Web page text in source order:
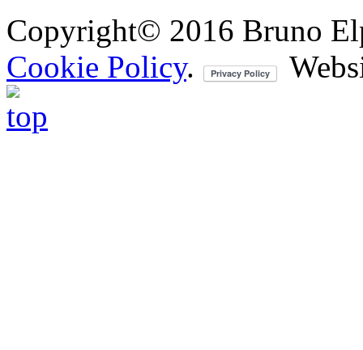
Copyright© 2016 Bruno
Cookie Policy.